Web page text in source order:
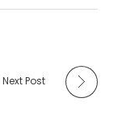
Next Post